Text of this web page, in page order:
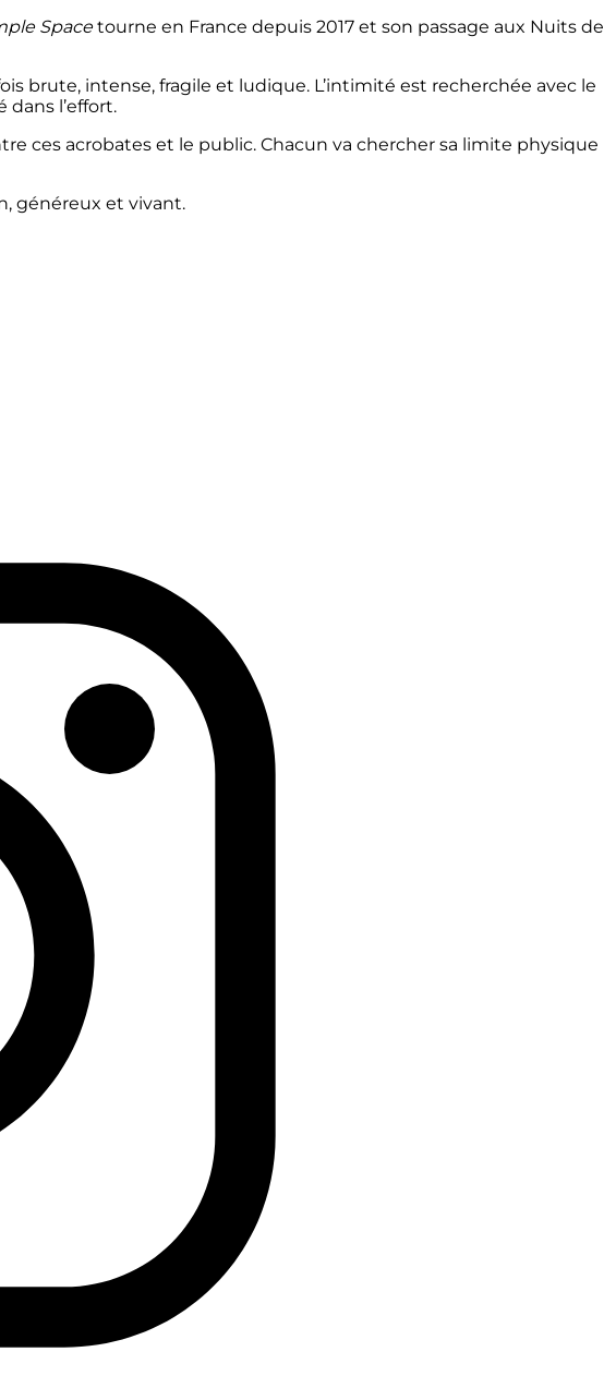
Spacetourne en France depuis 2017 et son passage aux Nuits de
brute, intense, fragile et ludique. L’intimité est recherchée avec le
l’effort.
ces acrobates et le public. Chacun va chercher sa limite physique
généreux et vivant.